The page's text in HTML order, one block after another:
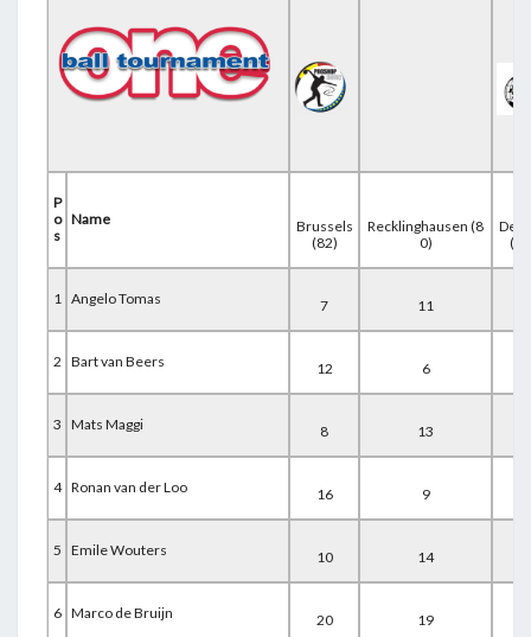
P
o
s
Name
Brussels
(82)
Recklinghausen (8
0)
1 Angelo Tomas 7 11
2 Bart van Beers 12 6
3 Mats Maggi 8 13
4 Ronan van der Loo 16 9
5 Emile Wouters 10 14
6 Marco de Bruijn 20 19